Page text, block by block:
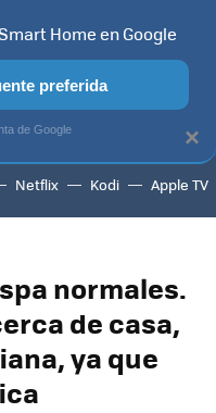
TV SELECCIÓN
Netflix Kodi Apple TV
normales.
de casa,
ya que
×
Home en Google
preferida
de Google